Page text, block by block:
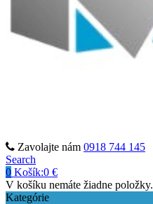
Zavolajte nám 0918 744 145
Search
0 Košík:0 €
V košíku nemáte žiadne položky.
Kategórie